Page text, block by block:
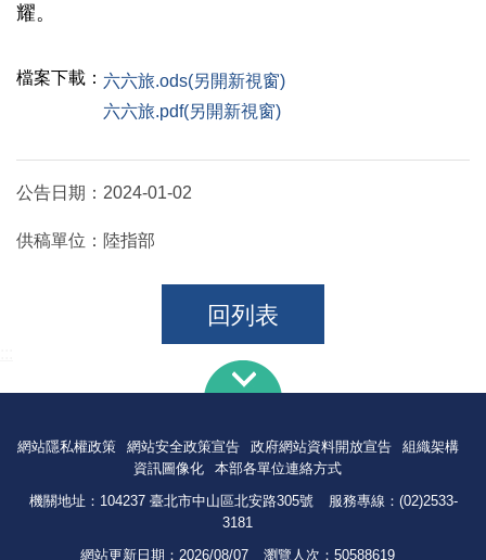
耀。
檔案下載： 六六旅.ods(另開新視窗)
六六旅.pdf(另開新視窗)
公告日期： 2024-01-02
供稿單位： 陸指部
回列表
網站隱私權政策 網站安全政策宣告 政府網站資料開放宣告
組織架構
資訊圖像化
本部各單位連絡方式
機關地址：104237 臺北市中山區北安路305號
服務專線：(02)2533-
3181
網站更新日期： 2026/08/07 瀏覽人次： 50588619